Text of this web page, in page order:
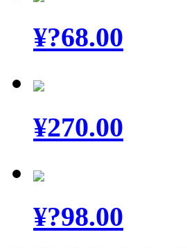
¥?68.00
¥270.00
¥?98.00